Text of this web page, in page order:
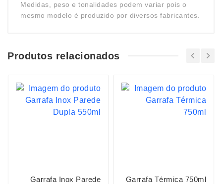
Medidas, peso e tonalidades podem variar pois o
mesmo modelo é produzido por diversos fabricantes.
Produtos relacionados
Garrafa Inox Parede
Garrafa Térmica 750ml